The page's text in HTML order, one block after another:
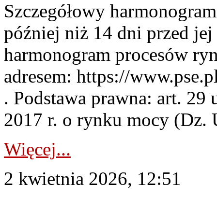
Szczegółowy
później niż 14 dni przed
harmonogram procesów
adresem: https://
. Podstawa prawna: art. 29
2017 r. o rynku mocy (Dz.
Więcej...
2 kwietnia 2026, 12:51